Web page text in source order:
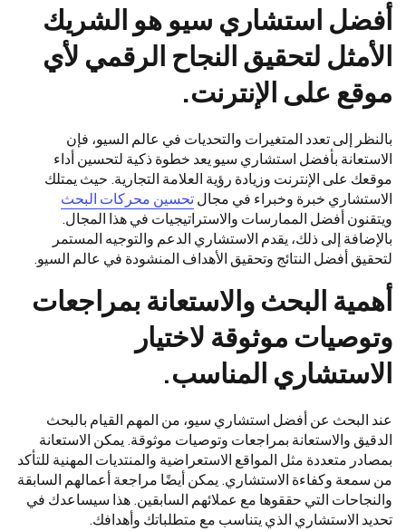
أفضل استشاري سيو هو الشريك
الأمثل لتحقيق النجاح الرقمي لأي
موقع على الإنترنت.
بالنظر إلى تعدد المتغيرات والتحديات في عالم السيو، فإن
الاستعانة بأفضل استشاري سيو يعد خطوة ذكية لتحسين أداء
موقعك على الإنترنت وزيادة رؤية العلامة التجارية. حيث يمتلك
الاستشاري خبرة وخبراء في مجالتحسين محركات البحث
ويتقنون أفضل الممارسات والاستراتيجيات في هذا المجال.
بالإضافة إلى ذلك، يقدم الاستشاري الدعم والتوجيه المستمر
لتحقيق أفضل النتائج وتحقيق الأهداف المنشودة في عالم السيو.
أهمية البحث والاستعانة بمراجعات
وتوصيات موثوقة لاختيار
الاستشاري المناسب.
عند البحث عن أفضل استشاري سيو، من المهم القيام بالبحث
الدقيق والاستعانة بمراجعات وتوصيات موثوقة. يمكن الاستعانة
بمصادر متعددة مثل المواقع الاستعراضية والمنتديات المهنية للتأكد
من سمعة وكفاءة الاستشاري. يمكن أيضًا مراجعة أعمالهم السابقة
والنجاحات التي حققوها مع عملائهم السابقين. هذا سيساعدك في
تحديد الاستشاري الذي يتناسب مع متطلباتك وأهدافك.